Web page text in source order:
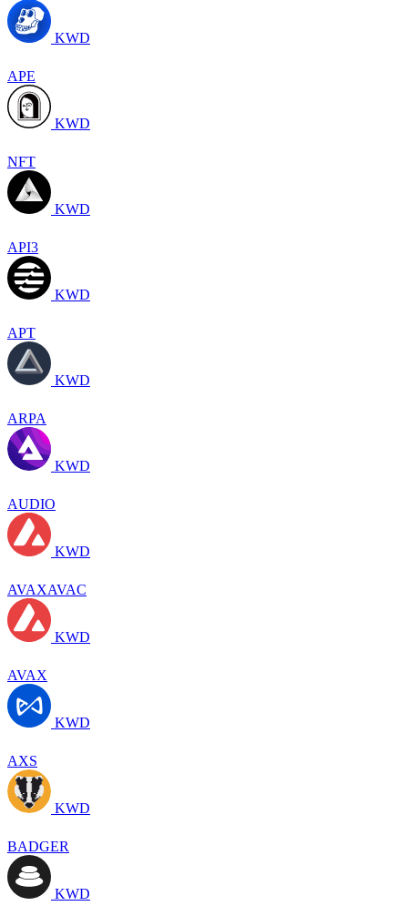
KWD
APE
KWD
NFT
KWD
API3
KWD
APT
KWD
ARPA
KWD
AUDIO
KWD
AVAXAVAC
KWD
AVAX
KWD
AXS
KWD
BADGER
KWD